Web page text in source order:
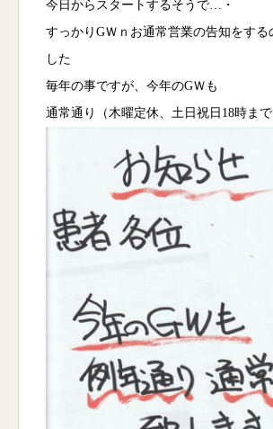
今日からスタートするそうで…・
すっかりGＷｎお通常営業の告知をする
した
毎年の事ですが、今年のGＷも
通常通り（木曜定休、土日祝日18時ま